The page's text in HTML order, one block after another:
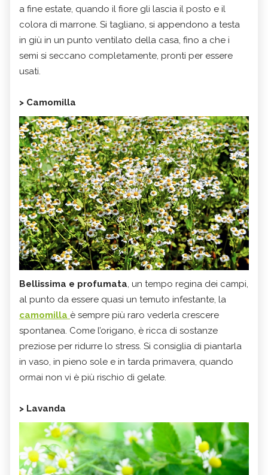
a fine estate, quando il fiore gli lascia il posto e il
colora di marrone. Si tagliano, si appendono a testa
in giù in un punto ventilato della casa, fino a che i
semi si seccano completamente, pronti per essere
usati.
> Camomilla
Bellissima e profumata , un tempo regina dei campi,
al punto da essere quasi un temuto infestante, la
camomilla è sempre più raro vederla crescere
spontanea. Come l’origano, è ricca di sostanze
preziose per ridurre lo stress. Si consiglia di piantarla
in vaso, in pieno sole e in tarda primavera, quando
ormai non vi è più rischio di gelate.
> Lavanda